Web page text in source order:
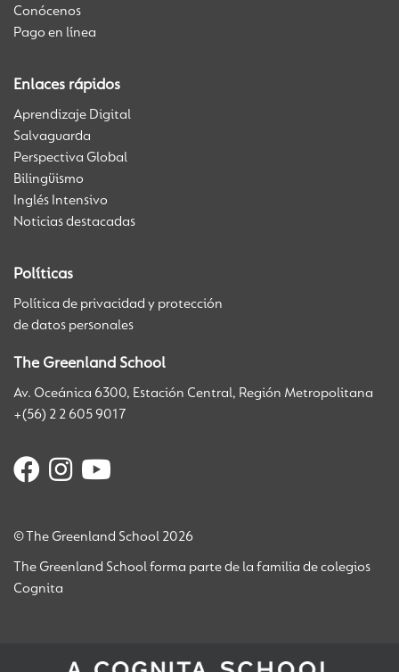
Conócenos
Pago en línea
Enlaces rápidos
Aprendizaje Digital
Salvaguarda
Perspectiva Global
Bilingüismo
Inglés Intensivo
Noticias destacadas
Políticas
Política de privacidad y protección
de datos personales
The Greenland School
Av. Oceánica 6300, Estación Central, Región Metropolitana
+(56) 2 2 605 9017
© The Greenland School 2026
The Greenland School forma parte de la familia de colegios
Cognita